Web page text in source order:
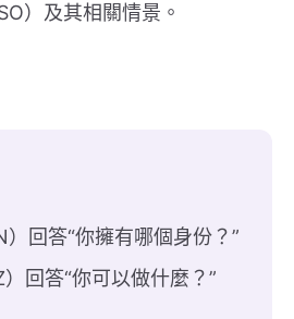
）及其相關情景。
回答“你擁有哪個身份？”
回答“你可以做什麼？”